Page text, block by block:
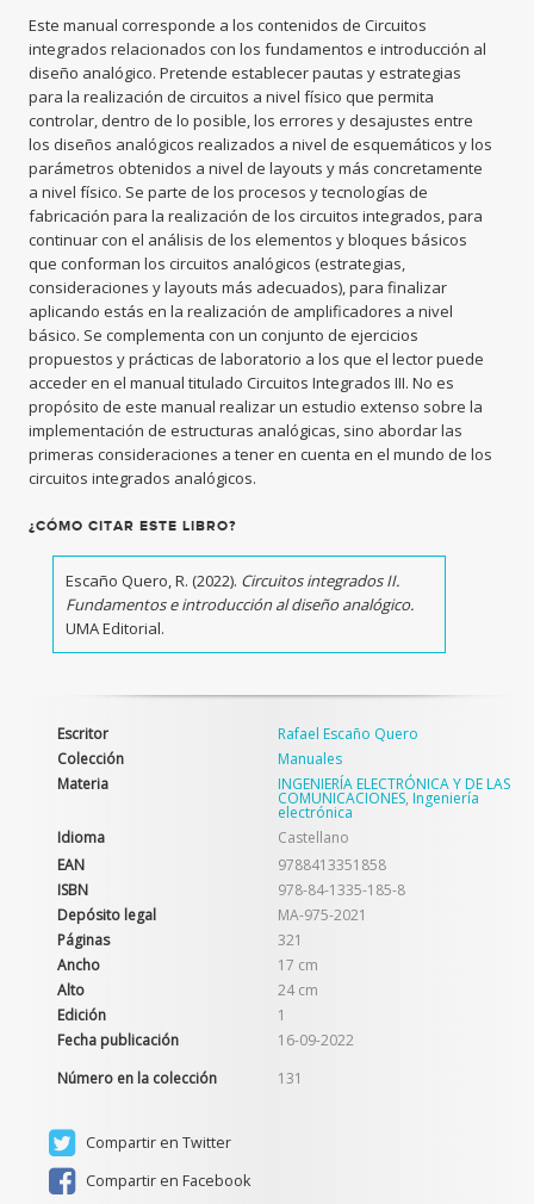
Este manual corresponde a los contenidos de Circuitos
integrados relacionados con los fundamentos e introducción al
diseño analógico. Pretende establecer pautas y estrategias
para la realización de circuitos a nivel físico que permita
controlar, dentro de lo posible, los errores y desajustes entre
los diseños analógicos realizados a nivel de esquemáticos y los
parámetros obtenidos a nivel de layouts y más concretamente
a nivel físico. Se parte de los procesos y tecnologías de
fabricación para la realización de los circuitos integrados, para
continuar con el análisis de los elementos y bloques básicos
que conforman los circuitos analógicos (estrategias,
consideraciones y layouts más adecuados), para finalizar
aplicando estás en la realización de amplificadores a nivel
básico. Se complementa con un conjunto de ejercicios
propuestos y prácticas de laboratorio a los que el lector puede
acceder en el manual titulado Circuitos Integrados III. No es
propósito de este manual realizar un estudio extenso sobre la
implementación de estructuras analógicas, sino abordar las
primeras consideraciones a tener en cuenta en el mundo de los
circuitos integrados analógicos.
¿CÓMO CITAR ESTE LIBRO?
Escaño Quero, R. (2022). Circuitos integrados II.
Fundamentos e introducción al diseño analógico.
UMA Editorial.
Escritor
Rafael Escaño Quero
Colección
Manuales
Materia
INGENIERÍA ELECTRÓNICA Y DE LAS
COMUNICACIONES,Ingeniería
electrónica
Idioma
Castellano
EAN
9788413351858
ISBN
978-84-1335-185-8
Depósito legal
MA-975-2021
Páginas
321
Ancho
17 cm
Alto
24 cm
Edición
1
Fecha publicación
16-09-2022
Número en la colección
131
Compartir en Twitter
Compartir en Facebook